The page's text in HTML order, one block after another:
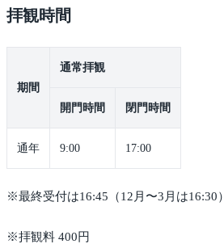
拝観時間
期間
通常拝観
開門時間 閉門時間
通年 9:00 17:00
※最終受付は16:45（12月〜3月は16:30）
※拝観料 400円